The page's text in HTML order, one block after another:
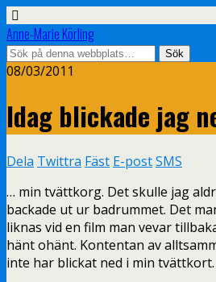
Anne-Marie Körling
08/03/2011
Idag blickade jag
Dela Twittra Fäst E-postSMS
… min tvättkorg. Det skulle jag
backade ut ur badrummet. Det
liknas vid en film man vevar
hänt ohänt. Kontentan av
inte har blickat ned i min tvättkort.